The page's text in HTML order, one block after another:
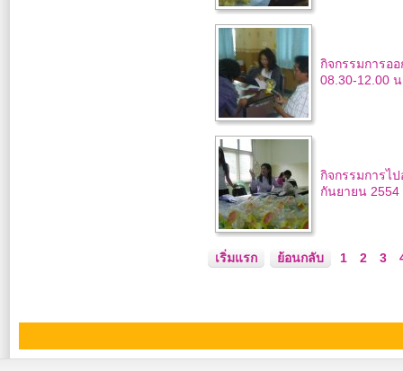
กิจกรรมการอ
08.30-12.00
กิจกรรมการไ
กันยายน 2554
เริ่มแรก ย้อนกลับ 1 2 3